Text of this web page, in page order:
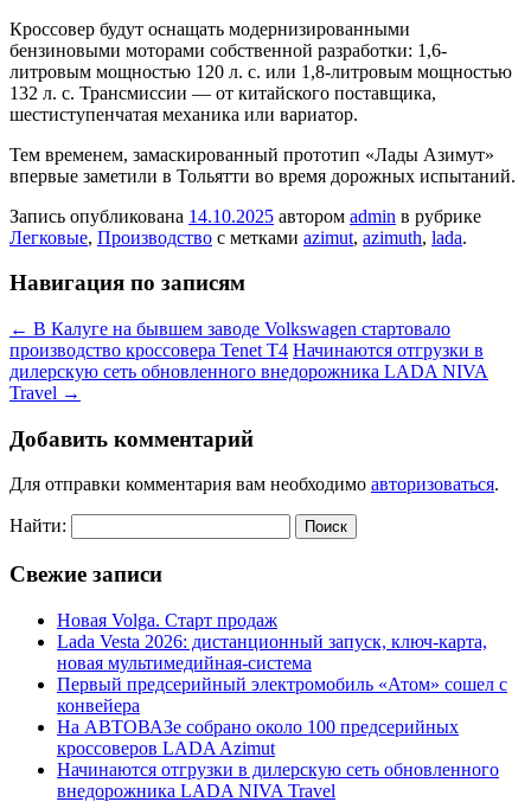
Кроссовер будут оснащать модернизированными
бензиновыми моторами собственной разработки: 1,6-
литровым мощностью 120 л. с. или 1,8-литровым мощностью
132 л. с. Трансмиссии — от китайского поставщика,
шестиступенчатая механика или вариатор.
Тем временем, замаскированный прототип «Лады Азимут»
впервые заметили в Тольятти во время дорожных испытаний.
Запись опубликована 14.10.2025 автором admin в рубрике
Легковые, Производство с метками azimut, azimuth, lada.
Навигация по записям
← В Калуге на бывшем заводе Volkswagen стартовало
производство кроссовера Tenet T4 Начинаются отгрузки в
дилерскую сеть обновленного внедорожника LADA NIVA
Travel →
Добавить комментарий
Для отправки комментария вам необходимо авторизоваться.
Найти:
Свежие записи
Новая Volga. Старт продаж
Lada Vesta 2026: дистанционный запуск, ключ-карта,
новая мультимедийная-система
Первый предсерийный электромобиль «Атом» сошел с
конвейера
На АВТОВАЗе собрано около 100 предсерийных
кроссоверов LADA Azimut
Начинаются отгрузки в дилерскую сеть обновленного
внедорожника LADA NIVA Travel